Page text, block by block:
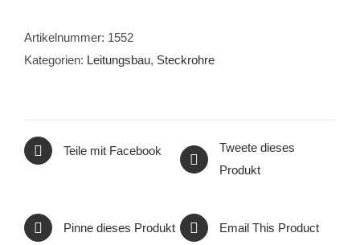
15°
KG2000
Artikelnummer: 1552
Kategorien: Leitungsbau, Steckrohre
Teile mit Facebook
Tweete dieses
Produkt
Pinne dieses Produkt Email This Product